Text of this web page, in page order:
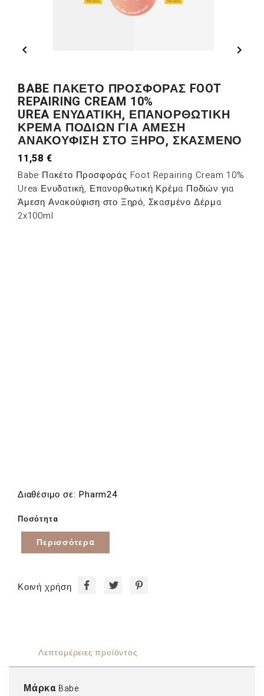
 
BABE ΠΑΚΈΤΟ ΠΡΟΣΦΟΡΆΣ FOOT
REPAIRING CREAM 10%
UREA ΕΝΥΔΑΤΙΚΉ, ΕΠΑΝΟΡΘΩΤΙΚΉ
ΚΡΈΜΑ ΠΟΔΙΏΝ ΓΙΑ ΆΜΕΣΗ
ΑΝΑΚΟΎΦΙΣΗ ΣΤΟ ΞΗΡΌ, ΣΚΑΣΜΈΝΟ
11,58 €
Babe Πακέτο Προσφοράς Foot Repairing Cream 10%
Urea Ενυδατική, Επανορθωτική Κρέμα Ποδιών για
Άμεση Ανακούφιση στο Ξηρό, Σκασμένο Δέρμα
2x100ml
Διαθέσιμο σε: Pharm24
Ποσότητα
Περισσότερα
Κοινή χρήση
Λεπτομέρειες προϊόντος
Μάρκα Babe